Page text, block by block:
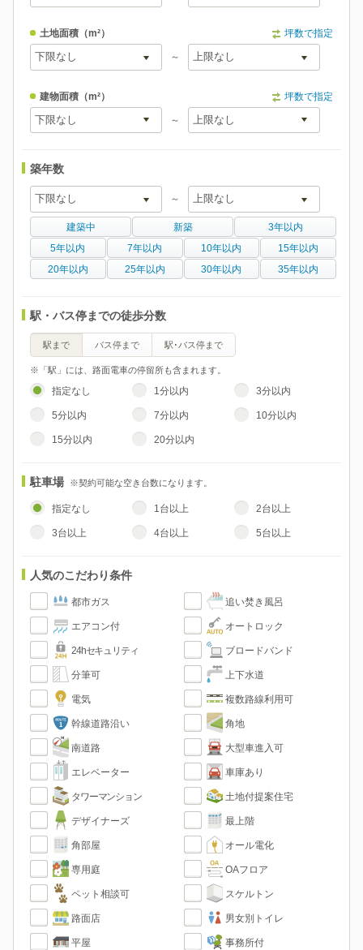
土地面積（m²） 坪数で指定
～
建物面積（m²） 坪数で指定
～
築年数
～
建築中 新築
3年以内
5年以内
7年以内 10年以内
15年以内
20年以内
25年以内 30年以内 35年以内
駅・バス停までの徒歩分数
駅まで バス停まで 駅･バス停まで
指定なし 1分以内 3分以内
5分以内 7分以内 10分以内
15分以内 20分以内
※「駅」には、路面電車の停留所も含まれます。
駐車場 ※契約可能な空き台数になります。
指定なし 1台以上 2台以上
3台以上 4台以上 5台以上
人気のこだわり条件
都市ガス 追い焚き風呂
エアコン付 オートロック
24hセキュリティ ブロードバンド
分筆可 上下水道
電気 複数路線利用可
幹線道路沿い 角地
南道路 大型車進入可
エレベーター 車庫あり
タワーマンション 土地付提案住宅
デザイナーズ 最上階
角部屋 オール電化
専用庭 OAフロア
ペット相談可 スケルトン
路面店 男女別トイレ
平屋 事務所付